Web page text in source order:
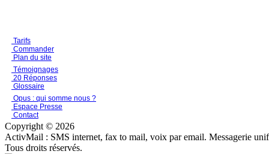
Tarifs
Commander
Plan du site
Témoignages
20 Réponses
Glossaire
Opus : qui somme nous ?
Espace Presse
Contact
Copyright © 2026
ActivMail : SMS internet, fax to mail, voix par email. Messagerie
Tous droits réservés.